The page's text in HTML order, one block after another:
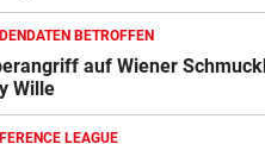
BETROFFEN
auf Wiener
Wille
LEAGUE